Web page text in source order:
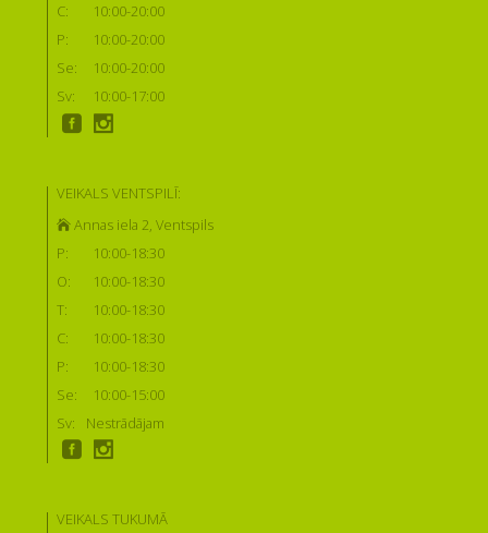
C:
10:00-20:00
P:
10:00-20:00
Se:
10:00-20:00
Sv:
10:00-17:00
VEIKALS VENTSPILĪ:
Annas iela 2, Ventspils
P:
10:00-18:30
O:
10:00-18:30
T:
10:00-18:30
C:
10:00-18:30
P:
10:00-18:30
Se:
10:00-15:00
Sv:
Nestrādājam
VEIKALS TUKUMĀ